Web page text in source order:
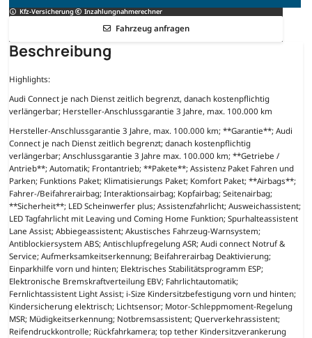
Kfz-Versicherung Inzahlungnahmerechner
Fahrzeug anfragen
Beschreibung
Highlights:
Audi Connect je nach Dienst zeitlich begrenzt, danach kostenpflichtig
verlängerbar; Hersteller-Anschlussgarantie 3 Jahre, max. 100.000 km
Hersteller-Anschlussgarantie 3 Jahre, max. 100.000 km; **Garantie**; Audi
Connect je nach Dienst zeitlich begrenzt; danach kostenpflichtig
verlängerbar; Anschlussgarantie 3 Jahre max. 100.000 km; **Getriebe /
Antrieb**; Automatik; Frontantrieb; **Pakete**; Assistenz Paket Fahren und
Parken; Funktions Paket; Klimatisierungs Paket; Komfort Paket; **Airbags**;
Fahrer-/Beifahrerairbag; Interaktionsairbag; Kopfairbag; Seitenairbag;
**Sicherheit**; LED Scheinwerfer plus; Assistenzfahrlicht; Ausweichassistent;
LED Tagfahrlicht mit Leaving und Coming Home Funktion; Spurhalteassistent
Lane Assist; Abbiegeassistent; Akustisches Fahrzeug-Warnsystem;
Antiblockiersystem ABS; Antischlupfregelung ASR; Audi connect Notruf &
Service; Aufmerksamkeitserkennung; Beifahrerairbag Deaktivierung;
Einparkhilfe vorn und hinten; Elektrisches Stabilitätsprogramm ESP;
Elektronische Bremskraftverteilung EBV; Fahrlichtautomatik;
Fernlichtassistent Light Assist; i-Size Kindersitzbefestigung vorn und hinten;
Kindersicherung elektrisch; Lichtsensor; Motor-Schleppmoment-Regelung
MSR; Müdigkeitserkennung; Notbremsassistent; Querverkehrassistent;
Reifendruckkontrolle; Rückfahrkamera; top tether Kindersitzverankerung